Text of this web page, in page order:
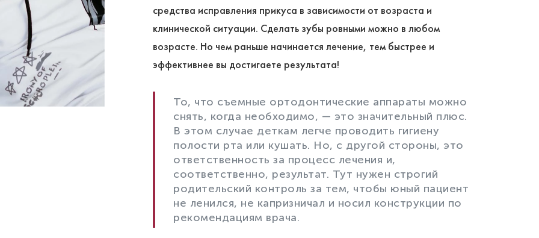
средства исправления прикуса в зависимости от возраста и
клинической ситуации. Сделать зубы ровными можно в любом
возрасте. Но чем раньше начинается лечение, тем быстрее и
эффективнее вы достигаете результата!
То, что съемные ортодонтические аппараты можно
снять, когда необходимо, — это значительный плюс.
В этом случае деткам легче проводить гигиену
полости рта или кушать. Но, с другой стороны, это
ответственность за процесс лечения и,
соответственно, результат. Тут нужен строгий
родительский контроль за тем, чтобы юный пациент
не ленился, не капризничал и носил конструкции по
рекомендациям врача.